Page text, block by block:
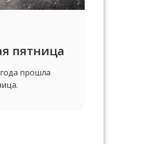
пятница
прошла